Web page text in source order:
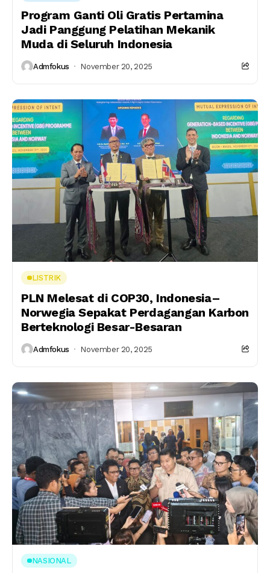
Program Ganti Oli Gratis Pertamina
Jadi Panggung Pelatihan Mekanik
Muda di Seluruh Indonesia
Admfokus November 20, 2025
LISTRIK
PLN Melesat di COP30, Indonesia–
Norwegia Sepakat Perdagangan Karbon
Berteknologi Besar-Besaran
Admfokus November 20, 2025
NASIONAL